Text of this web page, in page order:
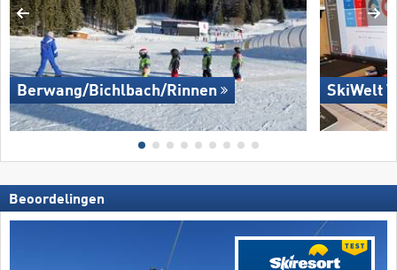
Berwang/​Bichlbach/​Rinnen SkiWelt
Beoordelingen